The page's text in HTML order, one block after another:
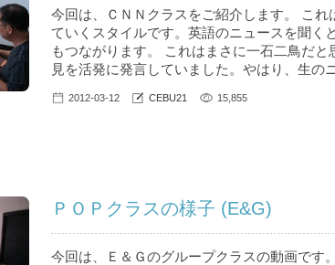
今回は、ＣＮＮクラスをご紹介します。 こ
ていくスタイルです。英語のニュースを聞く
もつながります。 これはまさに一石二鳥だ
見を活発に発言していました。やはり、生の
2012-03-12 CEBU21 15,855
ＰＯＰクラスの様子 (E&G)
今回は、Ｅ＆Ｇのグループクラスの動画で